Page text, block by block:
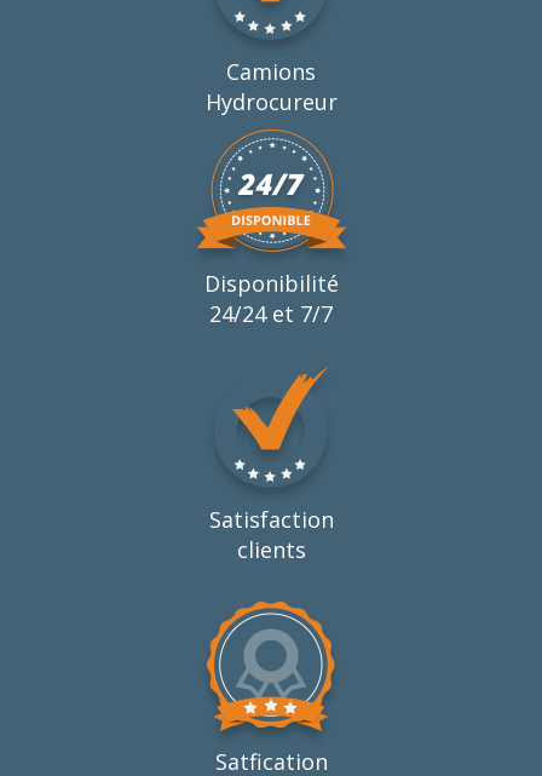
Camions
Hydrocureur
Disponibilité
24/24 et 7/7
Satisfaction
clients
Satfication